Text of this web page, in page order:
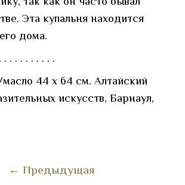
Эта купальня находится
дома.
. . . . . . . . .
масло 44 x 64 см. Алтайский
искусств, Барнаул,
← Предыдущая